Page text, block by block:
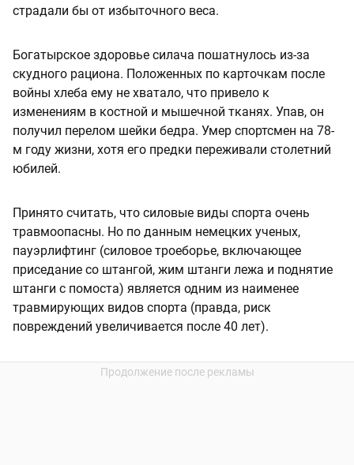
страдали бы от избыточного веса.
Богатырское здоровье силача пошатнулось из-за
скудного рациона. Положенных по карточкам после
войны хлеба ему не хватало, что привело к
изменениям в костной и мышечной тканях. Упав, он
получил перелом шейки бедра. Умер спортсмен на 78-
м году жизни, хотя его предки переживали столетний
юбилей.
Принято считать, что силовые виды спорта очень
травмоопасны. Но по данным немецких ученых,
пауэрлифтинг (силовое троеборье, включающее
приседание со штангой, жим штанги лежа и поднятие
штанги с помоста) является одним из наименее
травмирующих видов спорта (правда, риск
повреждений увеличивается после 40 лет).